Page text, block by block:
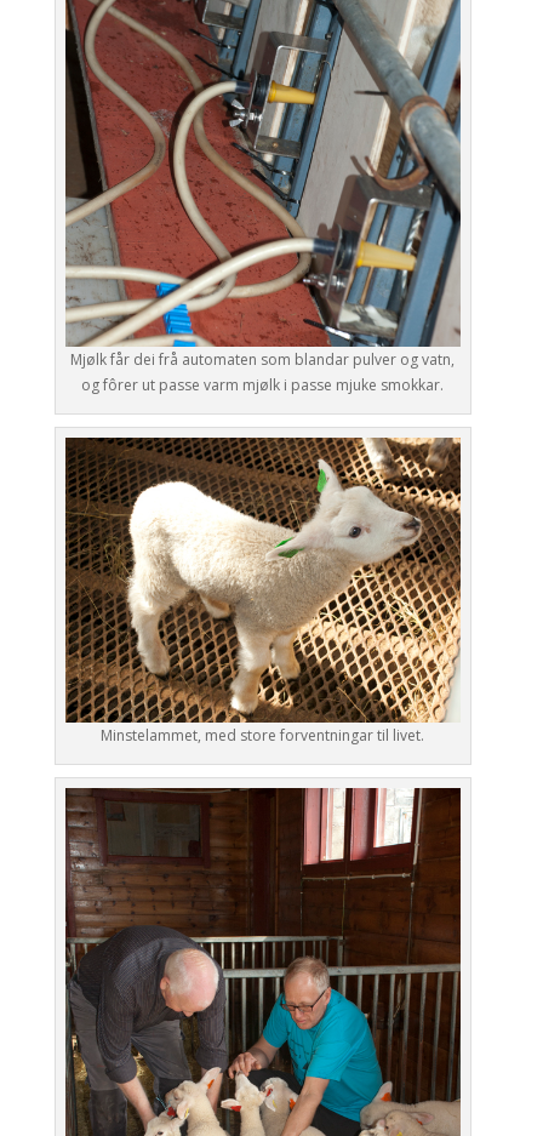
Mjølk får dei frå automaten som blandar pulver og vatn,
og fôrer ut passe varm mjølk i passe mjuke smokkar.
Minstelammet, med store forventningar til livet.